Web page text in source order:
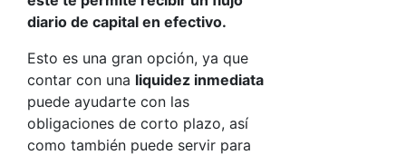
diario de capital en efectivo.
Esto es una gran opción, ya que
contar con una liquidez inmediata
puede ayudarte con las
obligaciones de corto plazo, así
como también puede servir para